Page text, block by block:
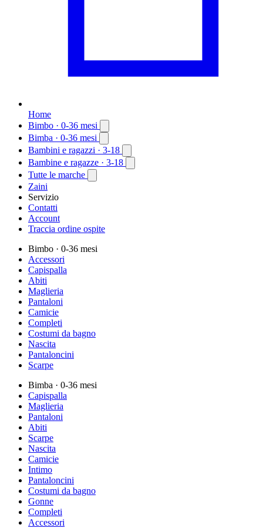
Home
Bimbo · 0-36 mesi
Bimba · 0-36 mesi
Bambini e ragazzi · 3-18
Bambine e ragazze · 3-18
Tutte le marche
Zaini
Servizio
Contatti
Account
Traccia ordine ospite
Bimbo · 0-36 mesi
Accessori
Capispalla
Abiti
Maglieria
Pantaloni
Camicie
Completi
Costumi da bagno
Nascita
Pantaloncini
Scarpe
Bimba · 0-36 mesi
Capispalla
Maglieria
Pantaloni
Abiti
Scarpe
Nascita
Camicie
Intimo
Pantaloncini
Costumi da bagno
Gonne
Completi
Accessori